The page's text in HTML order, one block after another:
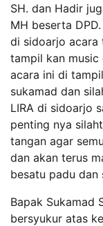
SH. dan Hadir
MH beserta
di sidoarjo acara
tampil kan music
acara ini di
sukamad dan
LIRA di sidoarjo
penting nya
tangan agar
dan akan terus
besatu padu dan
Bapak Sukamad
bersyukur atas